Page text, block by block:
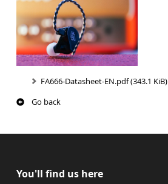
FA666-Datasheet-EN.pdf(343.1 KiB)
Go back
You'll find us here